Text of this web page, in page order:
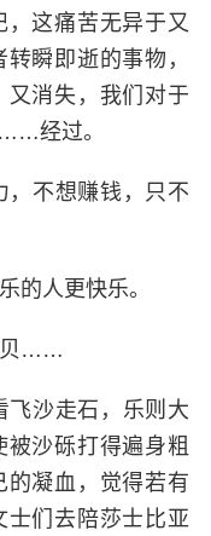
这痛苦无异于又
瞬即逝的事物，
又消失，我们对于
经过。
不想赚钱，只不
人更快乐。
贝……
沙走石，乐则大
沙砾打得遍身粗
凝血，觉得若有
士们去陪莎士比亚